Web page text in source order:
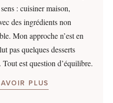
: cuisiner maison,
des ingrédients non
Mon approche n’est en
pas quelques desserts
est question d’équilibre.
PLUS